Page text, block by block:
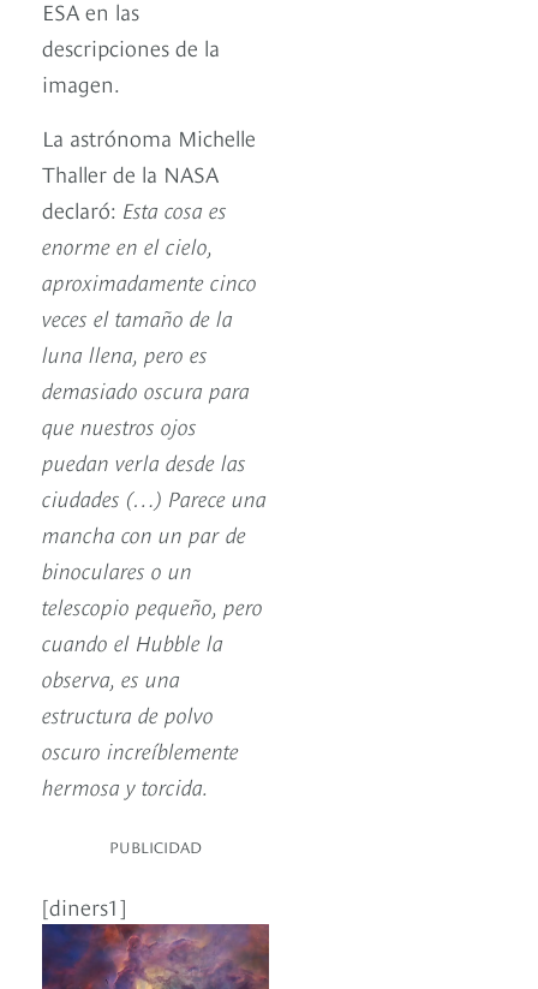
ESA en las
descripciones de la
imagen.
La astrónoma Michelle
Thaller de la NASA
declaró: Esta cosa es
enorme en el cielo,
aproximadamente cinco
veces el tamaño de la
luna llena, pero es
demasiado oscura para
que nuestros ojos
puedan verla desde las
ciudades (…) Parece una
mancha con un par de
binoculares o un
telescopio pequeño, pero
cuando el Hubble la
observa, es una
estructura de polvo
oscuro increíblemente
hermosa y torcida.
PUBLICIDAD
[diners1]